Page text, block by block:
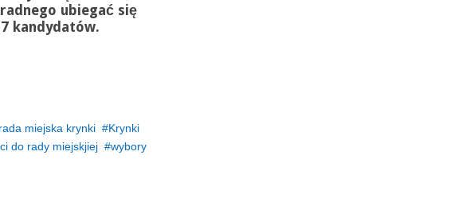
ubiegać się
kandydatów.
miejska krynki
Krynki
do rady miejskjiej
wybory